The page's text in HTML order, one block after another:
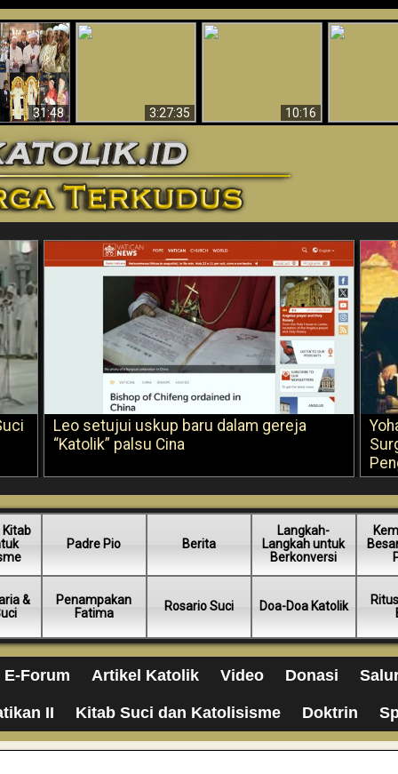
31:48
II Adalah
Baru
3:27:35
Video (Edisi Final)
10:16
Leo setujui uskup baru dalam gereja
“Katolik” palsu Cina
Kitab
Padre Pio Berita
Langkah-
Langkah untuk
Berkonversi
&
Penampakan
Fatima
Rosario Suci Doa-Doa Katolik
E-Forum Artikel Katolik Video Donasi
II Kitab Suci dan Katolisisme Doktrin